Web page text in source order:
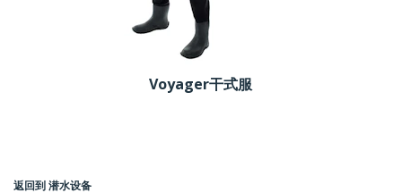
Voyager干式服
返回到 潜水设备